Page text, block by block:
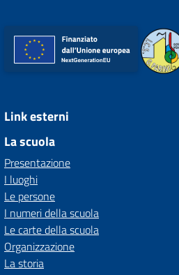
Link esterni
La scuola
Presentazione
I luoghi
Le persone
I numeri della scuola
Le carte della scuola
Organizzazione
La storia